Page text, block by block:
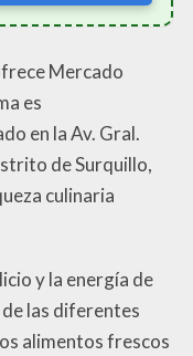
Mercado
es
en la Av. Gral.
de Surquillo,
culinaria
y la energía de
las diferentes
alimentos frescos